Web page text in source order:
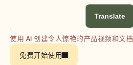
使用 AI 创建令人惊艳的产品视频和文档
免费开始使用
Translate
帮助中心
定价